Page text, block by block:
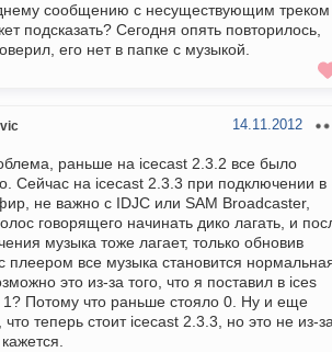
сообщению с несуществующим треком
подсказать? Сегодня опять повторилось,
его нет в папке с музыкой.
14.11.2012
раньше на icecast 2.3.2 все было
Сейчас на icecast 2.3.3 при подключении в
не важно с IDJC или SAM Broadcaster,
говорящего начинать дико лагать, и
музыка тоже лагает, только обновив
плеером все музыка становится
это из-за того, что я поставил в ices
1? Потому что раньше стояло 0. Ну и еще
теперь стоит icecast 2.3.3, но это не из-